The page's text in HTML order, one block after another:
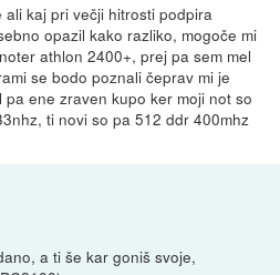
kaj pri večji hitrosti podpira
opazil kako razliko, mogoče mi
athlon 2400+, prej pa sem mel
se bodo poznali čeprav mi je
ene zraven kupo ker moji not so
ti novi so pa 512 ddr 400mhz
a ti še kar goniš svoje,